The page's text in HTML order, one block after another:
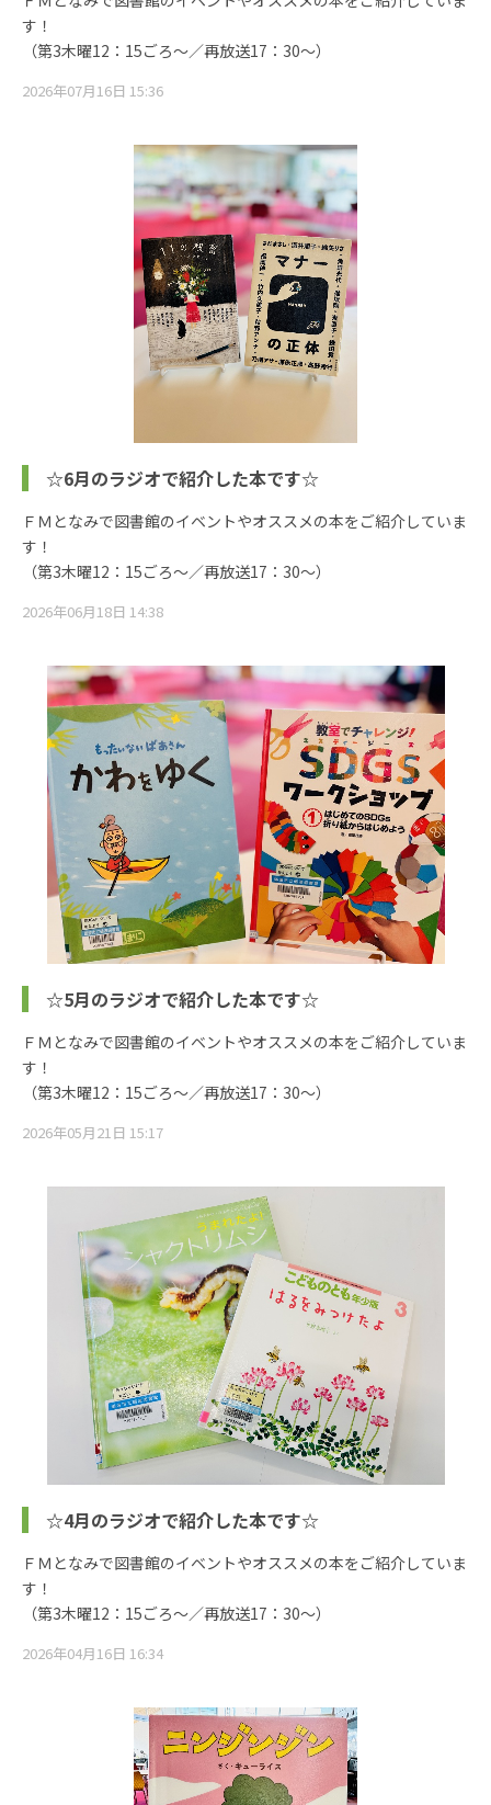
す！
（第3木曜12：15ごろ～／再放送17：30～）
2026年07月16日 15:36
☆6月のラジオで紹介した本です☆
ＦＭとなみで図書館のイベントやオススメの本をご紹介していま
す！
（第3木曜12：15ごろ～／再放送17：30～）
2026年06月18日 14:38
☆5月のラジオで紹介した本です☆
ＦＭとなみで図書館のイベントやオススメの本をご紹介していま
す！
（第3木曜12：15ごろ～／再放送17：30～）
2026年05月21日 15:17
☆4月のラジオで紹介した本です☆
ＦＭとなみで図書館のイベントやオススメの本をご紹介していま
す！
（第3木曜12：15ごろ～／再放送17：30～）
2026年04月16日 16:34